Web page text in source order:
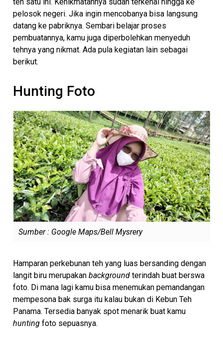
pelosok negeri. Jika ingin mencobanya bisa langsung
datang ke pabriknya. Sembari belajar proses
pembuatannya, kamu juga diperbolehkan menyeduh
tehnya yang nikmat. Ada pula kegiatan lain sebagai
berikut.
Hunting Foto
Sumber : Google Maps/Bell Mysrery
Hamparan perkebunan teh yang luas bersanding dengan
langit biru merupakanbackground terindah buat berswa
foto. Di mana lagi kamu bisa menemukan pemandangan
mempesona bak surga itu kalau bukan di Kebun Teh
Panama. Tersedia banyak spot menarik buat kamu
hunting foto sepuasnya.